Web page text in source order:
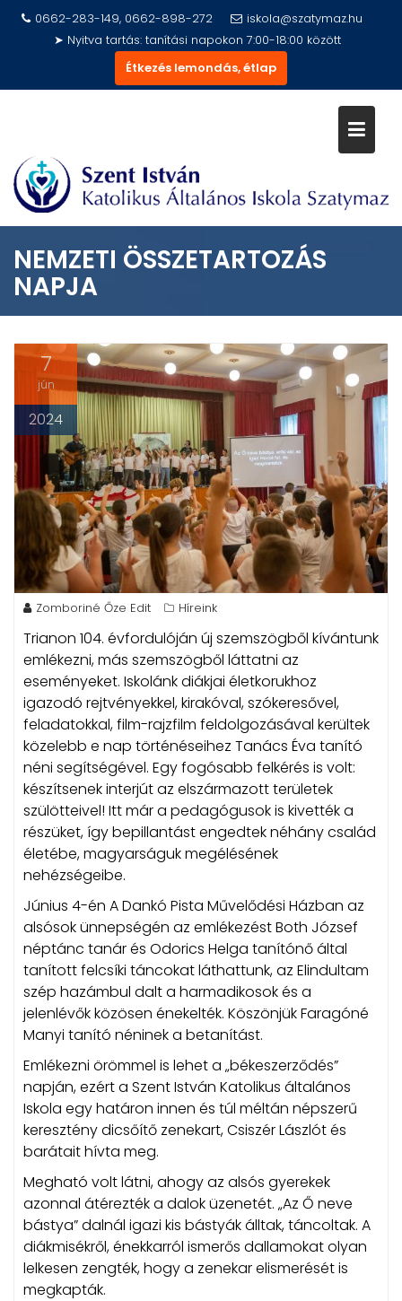
0662-283-149, 0662-898-272
iskola@szatymaz.hu
➤ Nyitva tartás: tanítási napokon 7:00-18:00 között
Étkezés lemondás, étlap
NEMZETI ÖSSZETARTOZÁS
NAPJA
7
jún
2024
Zomboriné Őze Edit Híreink
Trianon 104. évfordulóján új szemszögből kívántunk
emlékezni, más szemszögből láttatni az
eseményeket. Iskolánk diákjai életkorukhoz
igazodó rejtvényekkel, kirakóval, szókeresővel,
feladatokkal, film-rajzfilm feldolgozásával kerültek
közelebb e nap történéseihez Tanács Éva tanító
néni segítségével. Egy fogósabb felkérés is volt:
készítsenek interjút az elszármazott területek
szülötteivel! Itt már a pedagógusok is kivették a
részüket, így bepillantást engedtek néhány család
életébe, magyarságuk megélésének
nehézségeibe.
Június 4-én A Dankó Pista Művelődési Házban az
alsósok ünnepségén az emlékezést Both József
néptánc tanár és Odorics Helga tanítónő által
tanított felcsíki táncokat láthattunk, az Elindultam
szép hazámbul dalt a harmadikosok és a
jelenlévők közösen énekelték. Köszönjük Faragóné
Manyi tanító néninek a betanítást.
Emlékezni örömmel is lehet a „békeszerződés”
napján, ezért a Szent István Katolikus általános
Iskola egy határon innen és túl méltán népszerű
keresztény dicsőítő zenekart, Csiszér Lászlót és
barátait hívta meg.
Megható volt látni, ahogy az alsós gyerekek
azonnal átérezték a dalok üzenetét. „Az Ő neve
bástya” dalnál igazi kis bástyák álltak, táncoltak. A
diákmisékről, énekkarról ismerős dallamokat olyan
lelkesen zengték, hogy a zenekar elismerését is
megkapták.